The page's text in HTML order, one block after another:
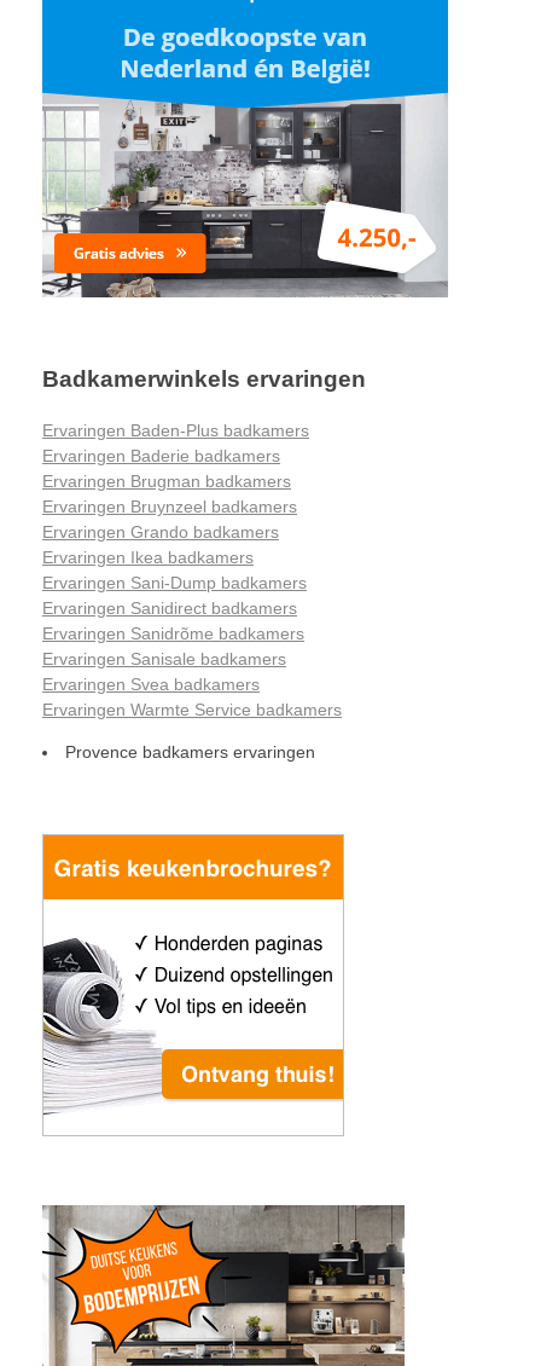
Badkamerwinkels ervaringen
Ervaringen Baden-Plus badkamers
Ervaringen Baderie badkamers
Ervaringen Brugman badkamers
Ervaringen Bruynzeel badkamers
Ervaringen Grando badkamers
Ervaringen Ikea badkamers
Ervaringen Sani-Dump badkamers
Ervaringen Sanidirect badkamers
Ervaringen Sanidrõme badkamers
Ervaringen Sanisale badkamers
Ervaringen Svea badkamers
Ervaringen Warmte Service badkamers
Provence badkamers ervaringen